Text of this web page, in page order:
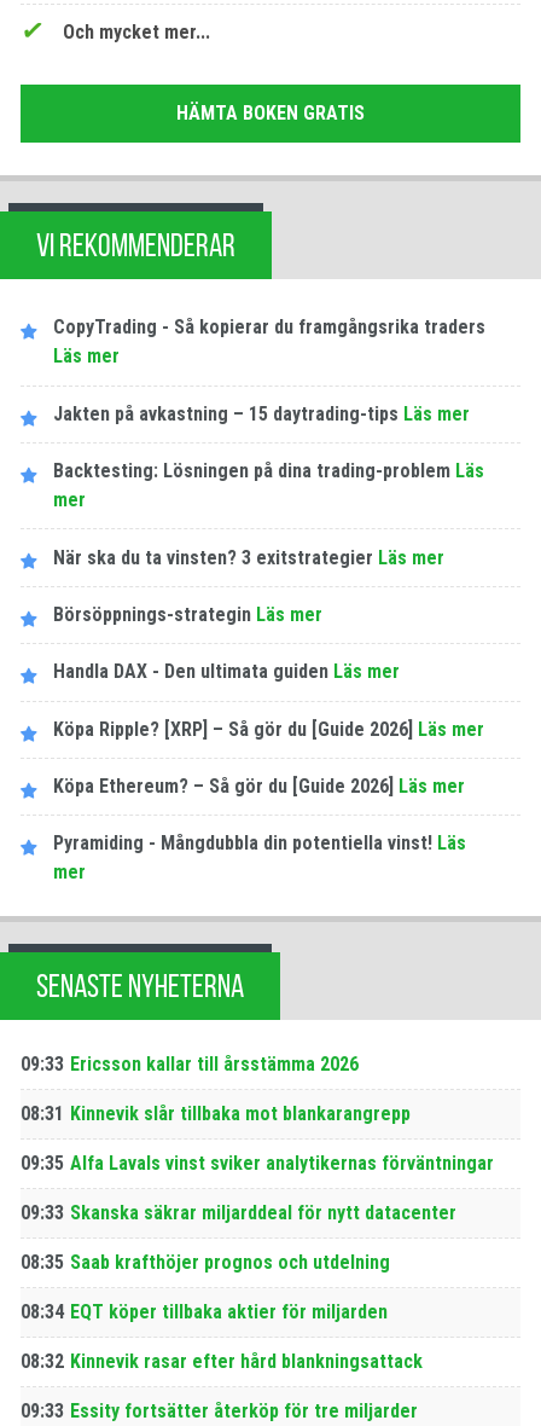
Och mycket mer...
HÄMTA BOKEN GRATIS
VI REKOMMENDERAR
CopyTrading - Så kopierar du framgångsrika traders
Läs mer
Jakten på avkastning – 15 daytrading-tips Läs mer
Backtesting: Lösningen på dina trading-problem Läs
mer
När ska du ta vinsten? 3 exitstrategier Läs mer
Börsöppnings-strategin Läs mer
Handla DAX - Den ultimata guiden Läs mer
Köpa Ripple? [XRP] – Så gör du [Guide 2026] Läs mer
Köpa Ethereum? – Så gör du [Guide 2026] Läs mer
Pyramiding - Mångdubbla din potentiella vinst! Läs
mer
SENASTE NYHETERNA
09:33 Ericsson kallar till årsstämma 2026
08:31 Kinnevik slår tillbaka mot blankarangrepp
09:35 Alfa Lavals vinst sviker analytikernas förväntningar
09:33 Skanska säkrar miljarddeal för nytt datacenter
08:35 Saab krafthöjer prognos och utdelning
08:34 EQT köper tillbaka aktier för miljarden
08:32 Kinnevik rasar efter hård blankningsattack
09:33 Essity fortsätter återköp för tre miljarder